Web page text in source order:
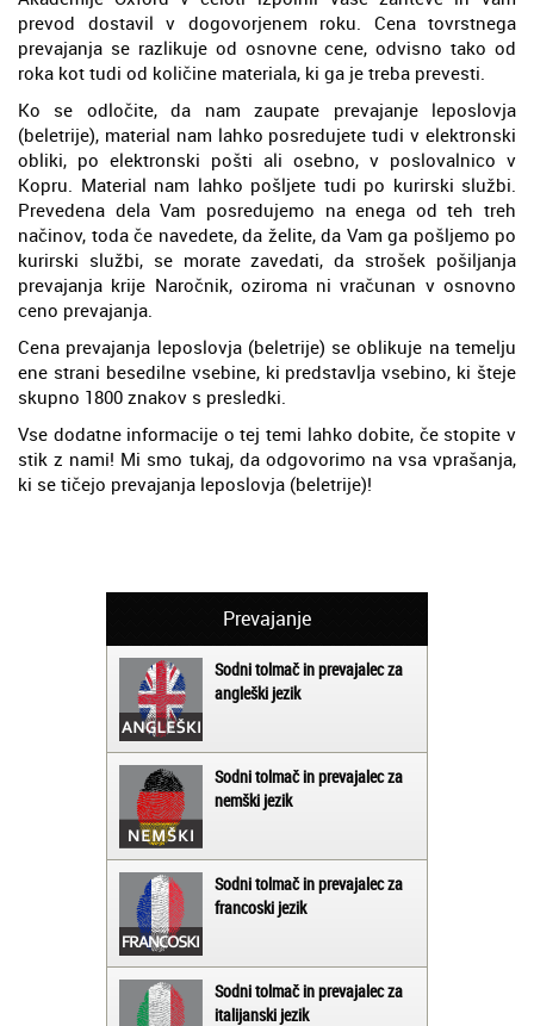
prevod dostavil v dogovorjenem roku. Cena tovrstnega
prevajanja se razlikuje od osnovne cene, odvisno tako od
roka kot tudi od količine materiala, ki ga je treba prevesti.
Ko se odločite, da nam zaupate prevajanje leposlovja
(beletrije), material nam lahko posredujete tudi v elektronski
obliki, po elektronski pošti ali osebno, v poslovalnico v
Kopru. Material nam lahko pošljete tudi po kurirski službi.
Prevedena dela Vam posredujemo na enega od teh treh
načinov, toda če navedete, da želite, da Vam ga pošljemo po
kurirski službi, se morate zavedati, da strošek pošiljanja
prevajanja krije Naročnik, oziroma ni vračunan v osnovno
ceno prevajanja.
Cena prevajanja leposlovja (beletrije) se oblikuje na temelju
ene strani besedilne vsebine, ki predstavlja vsebino, ki šteje
skupno 1800 znakov s presledki.
Vse dodatne informacije o tej temi lahko dobite, če stopite v
stik z nami! Mi smo tukaj, da odgovorimo na vsa vprašanja,
ki se tičejo prevajanja leposlovja (beletrije)!
Prevajanje
Sodni tolmač in prevajalec za
angleški jezik
Sodni tolmač in prevajalec za
nemški jezik
Sodni tolmač in prevajalec za
francoski jezik
Sodni tolmač in prevajalec za
italijanski jezik